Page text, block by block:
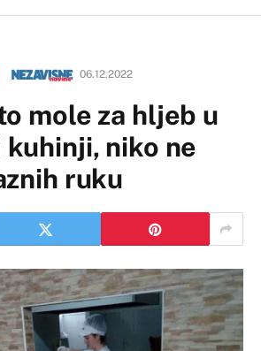
06.12.2022
mole za hljeb u
niko ne
ruku